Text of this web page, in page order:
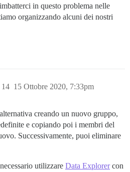
in questo problema nelle
organizzando alcuni dei nostri
15 Ottobre 2020, 7:33pm
14
creando un nuovo gruppo,
e copiando poi i membri del
Successivamente, puoi eliminare
utilizzare Data Explorercon